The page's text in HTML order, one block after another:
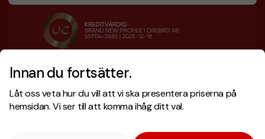
Innan du fortsätter.
Låt oss veta hur du vill att vi ska presentera priserna på
hemsidan. Vi ser till att komma ihåg ditt val.
Designskiss inom 1 h
Fri offert
Snabb leverans